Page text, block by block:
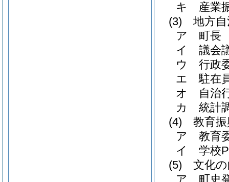
キ
産業
(3)
地方
ア
町長
イ
議会
ウ
行政
エ
駐在
オ
自治
カ
統計
(4)
教育
ア
教育
イ
学校
(5)
文化
ア
町史